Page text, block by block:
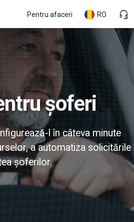
headset_mic
RO
Pentru afaceri
șoferi
l în câteva minute
a automatiza solicitările
șoferilor.